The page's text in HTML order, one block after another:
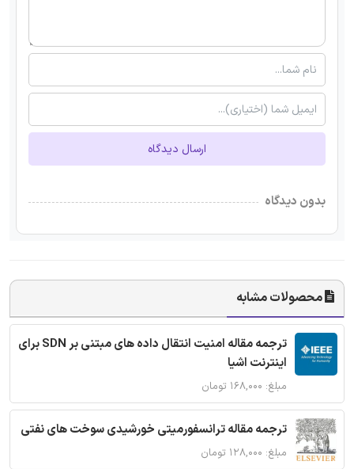
ارسال دیدگاه
بدون دیدگاه
محصولات مشابه
ترجمه مقاله امنیت انتقال داده های مبتنی بر SDN برای
اینترنت اشیا
مبلغ: ۱۶۸,۰۰۰ تومان
ترجمه مقاله ترانسفورمیتی خورشیدی سوخت های نفتی
مبلغ: ۱۲۸,۰۰۰ تومان